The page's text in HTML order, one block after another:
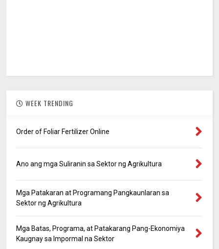
WEEK TRENDING
Order of Foliar Fertilizer Online
Ano ang mga Suliranin sa Sektor ng Agrikultura
Mga Patakaran at Programang Pangkaunlaran sa
Sektor ng Agrikultura
Mga Batas, Programa, at Patakarang Pang-Ekonomiya
Kaugnay sa Impormal na Sektor